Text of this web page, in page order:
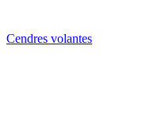
Cendres volantes